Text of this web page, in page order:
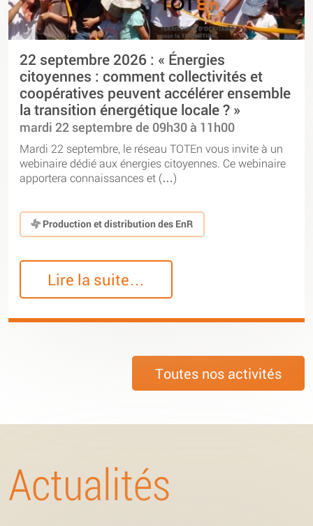
22 septembre 2026 : « Énergies
citoyennes : comment collectivités et
coopératives peuvent accélérer ensemble
la transition énergétique locale ? »
mardi 22 septembre de 09h30 à 11h00
Mardi 22 septembre, le réseau TOTEn vous invite à un
webinaire dédié aux énergies citoyennes. Ce webinaire
apportera connaissances et (…)
Production et distribution des EnR
Lire la suite…
Toutes nos activités
Actualités